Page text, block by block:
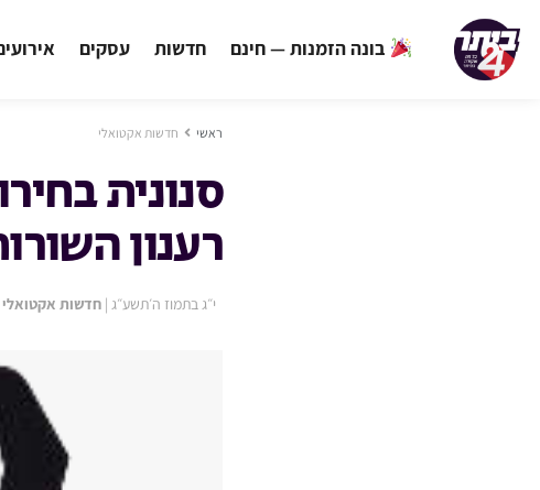
בונה הזמנות — חינם חדשות עסקים
ראשי חדשות אקטואלי
סנונית
רענון
י״ג בתמוז ה׳תשע״ג | חדשות אקטואלי